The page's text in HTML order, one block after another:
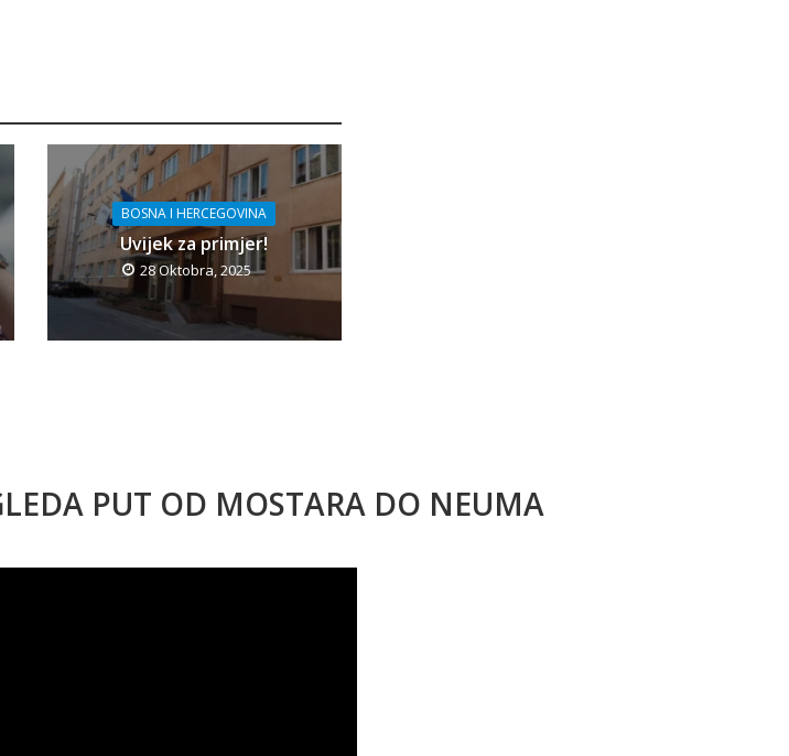
BOSNA I HERCEGOVINA
Uvijek za primjer!
28 Oktobra, 2025
PUT OD MOSTARA DO NEUMA